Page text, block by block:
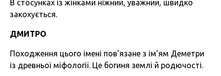
В стосунках із жінками ніжний, уважний, швидко
закохується.
ДМИТРО
Походження цього імені пов’язане з ім’ям Деметри
із древньої міфології. Це богиня землі й родючості.